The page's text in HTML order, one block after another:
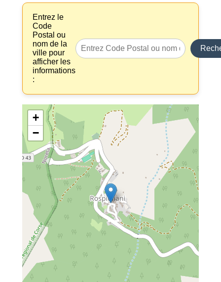
Entrez le
Code
Postal ou
nom de la
ville pour
afficher les
informations
:
+
−